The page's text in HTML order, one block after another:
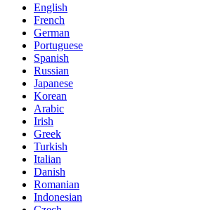
English
French
German
Portuguese
Spanish
Russian
Japanese
Korean
Arabic
Irish
Greek
Turkish
Italian
Danish
Romanian
Indonesian